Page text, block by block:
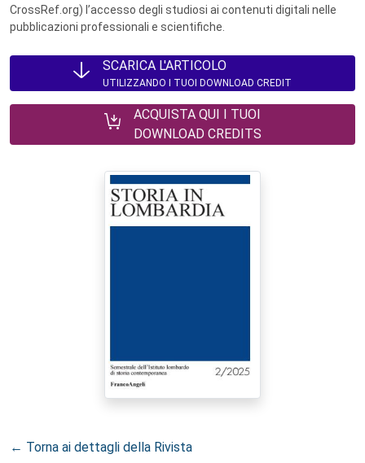
CrossRef.org) l’accesso degli studiosi ai contenuti digitali nelle
pubblicazioni professionali e scientifiche.
SCARICA L'ARTICOLO
UTILIZZANDO I TUOI DOWNLOAD CREDIT
ACQUISTA QUI I TUOI
DOWNLOAD CREDITS
← Torna ai dettagli della Rivista